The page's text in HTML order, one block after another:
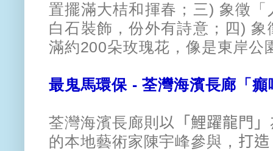
置擺滿大桔和揮春；三) 象徵
白石裝飾，份外有詩意；四)
滿約200朵玫瑰花， 像是東岸公
最鬼馬環保 -荃灣海濱長廊「
荃灣海濱長廊則 以「鯉躍龍門
的本地藝術家陳宇峰參與， 打造